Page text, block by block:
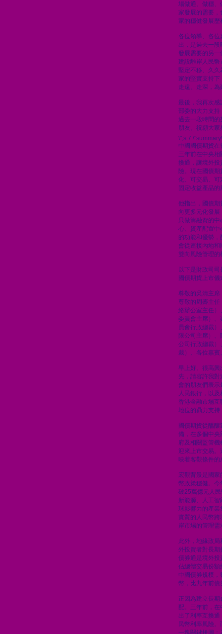
場做通、做穩、
家發展的需要，
家的穩健發展歷
各位領導、各位
出，是過去一
發展需要的另一
建設離岸人民幣
堅定不移、久久
家的堅實支持下
走遠、走深，
最後，我再次
部委的大力支持
過去一段時間
朋友。祝願大
中國國債期貨在
三年前在中央
換通，讓境外投
險。現在國債
化、可交易、可
固定收益產品
他指出，國債期
向更多元化發
只做籌融資的
心、資產配置中
的功能和優勢
會從連接內地和
雙向風險管理的
以下是財政司
國債期貨上市
尊敬的吳清主席
尊敬的周霽主任
絡辦公室主任）
委員會主席）、
員會行政總裁
限公司主席）
公司行政總裁）
裁）、各位嘉賓
早上好。很高興
先，請容許我
會的朋友們表示
人民銀行，以
香港金融市場互
地位的鼎力支持
國債期貨從醞
備，在多個中央
府及相關監管
迎來上市交易。
映着客觀條件的
宏觀背景是國
幣政策穩健。今
破25萬億元人
新能源、人工
球影響力的產業
實質的人民幣跨
岸市場的管理需
此外，地緣政
外投資者對長期
債券通是境外投
佔總體交易份額
中國債券規模
幣，比九年前債
正因為建立長
配。三年前，
出了利率互換
民幣利率風險
一塊關鍵拼圖：